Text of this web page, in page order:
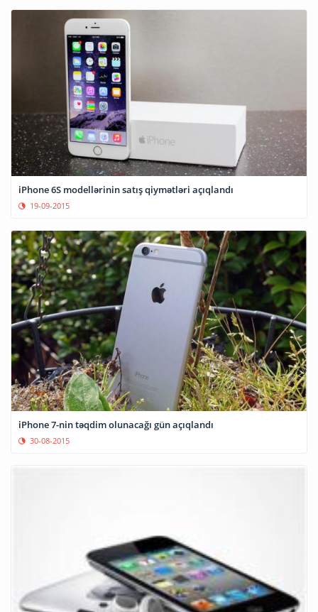
iPhone 6S modellərinin satış qiymətləri açıqlandı
19-09-2015
iPhone 7-nin təqdim olunacağı gün açıqlandı
30-08-2015